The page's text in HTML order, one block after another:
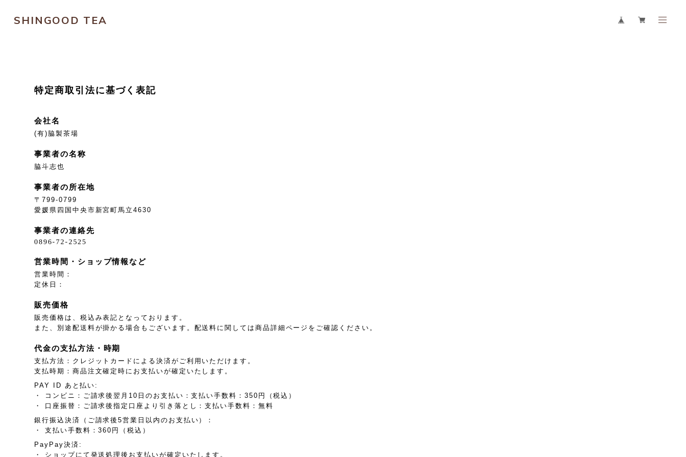
SHINGOOD TEA
特定商取引法に基づく表記
会社名
(有)脇製茶場
事業者の名称
脇斗志也
事業者の所在地
〒799-0799
愛媛県四国中央市新宮町馬立4630
事業者の連絡先
営業時間・ショップ情報など
営業時間：
定休日：
販売価格
販売価格は、税込み表記となっております。
また、別途配送料が掛かる場合もございます。配送料に関しては商品詳細ページをご確認ください。
代金の支払方法・時期
支払方法：クレジットカードによる決済がご利用いただけます。
支払時期：商品注文確定時にお支払いが確定いたします。
PAY ID あと払い:
・ コンビニ：ご請求後翌月10日のお支払い：支払い手数料：350円（税込）
・ 口座振替：ご請求後指定口座より引き落とし：支払い手数料：無料
銀行振込決済（ご請求後5営業日以内のお支払い）：
・ 支払い手数料：360円（税込）
PayPay決済:
・ ショップにて発送処理後お支払いが確定いたします。